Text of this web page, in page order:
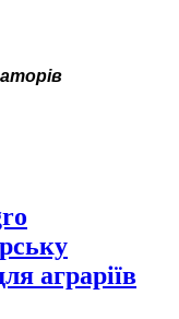
аграріїв